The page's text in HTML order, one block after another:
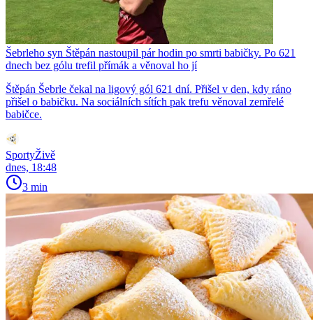
Šebrleho syn Štěpán nastoupil pár hodin po smrti babičky. Po 621
dnech bez gólu trefil přímák a věnoval ho jí
Štěpán Šebrle čekal na ligový gól 621 dní. Přišel v den, kdy ráno
přišel o babičku. Na sociálních sítích pak trefu věnoval zemřelé
babičce.
SportyŽivě
dnes, 18:48
3 min